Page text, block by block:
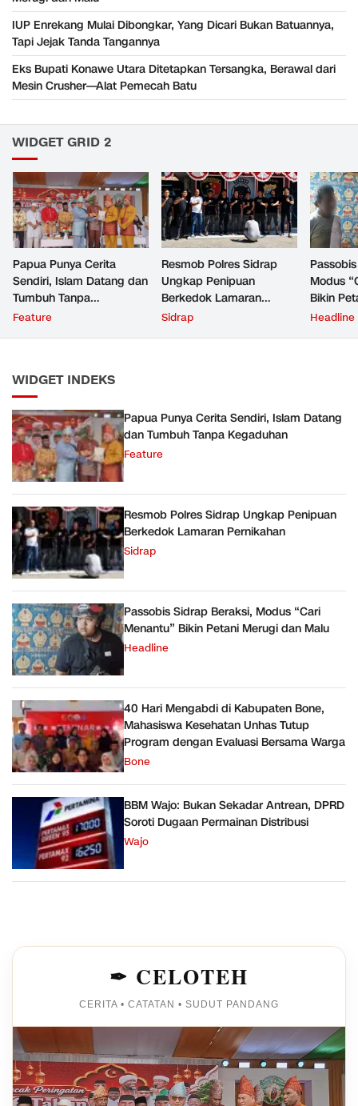
IUP Enrekang Mulai Dibongkar, Yang Dicari Bukan Batuannya,
Tapi Jejak Tanda Tangannya
Eks Bupati Konawe Utara Ditetapkan Tersangka, Berawal dari
Mesin Crusher—Alat Pemecah Batu
WIDGET GRID 2
Papua Punya Cerita
Sendiri, Islam Datang dan
Tumbuh Tanpa
Kegaduhan
Feature
Resmob Polres Sidrap
Ungkap Penipuan
Berkedok Lamaran
Pernikahan
Sidrap
Modus
Bikin
Malu
Headline
WIDGET INDEKS
Papua Punya Cerita Sendiri, Islam Datang
dan Tumbuh Tanpa Kegaduhan
Feature
Resmob Polres Sidrap Ungkap Penipuan
Berkedok Lamaran Pernikahan
Sidrap
Passobis Sidrap Beraksi, Modus “Cari
Menantu” Bikin Petani Merugi dan Malu
Headline
40 Hari Mengabdi di Kabupaten Bone,
Mahasiswa Kesehatan Unhas Tutup
Program dengan Evaluasi Bersama Warga
Bone
BBM Wajo: Bukan Sekadar Antrean, DPRD
Soroti Dugaan Permainan Distribusi
Wajo
✒ CELOTEH
CERITA • CATATAN • SUDUT PANDANG